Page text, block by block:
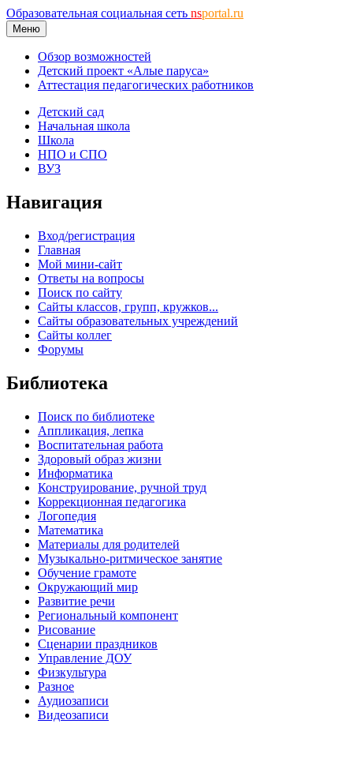
Образовательная социальная сеть nsportal.ru
Меню
Обзор возможностей
Детский проект «Алые паруса»
Аттестация педагогических работников
Детский сад
Начальная школа
Школа
НПО и СПО
ВУЗ
Навигация
Вход/регистрация
Главная
Мой мини-сайт
Ответы на вопросы
Поиск по сайту
Сайты классов, групп, кружков...
Сайты образовательных учреждений
Сайты коллег
Форумы
Библиотека
Поиск по библиотеке
Аппликация, лепка
Воспитательная работа
Здоровый образ жизни
Информатика
Конструирование, ручной труд
Коррекционная педагогика
Логопедия
Математика
Материалы для родителей
Музыкально-ритмическое занятие
Обучение грамоте
Окружающий мир
Развитие речи
Региональный компонент
Рисование
Сценарии праздников
Управление ДОУ
Физкультура
Разное
Аудиозаписи
Видеозаписи